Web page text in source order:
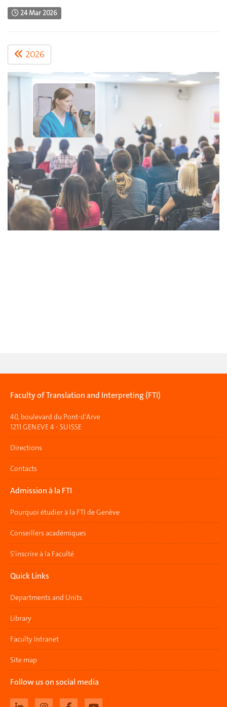
24 Mar 2026
2026
Faculty of Translation and Interpreting (FTI)
40, boulevard du Pont-d'Arve
1211 GENEVE 4 - SUISSE
Directions
Contacts
Admission à la FTI
Pourquoi étudier à la FTI de Genève
Conseillers académiques
S'inscrire à la Faculté
Quick Links
Departments and Units
Library
Faculty Intranet
Site map
Follow us on social media